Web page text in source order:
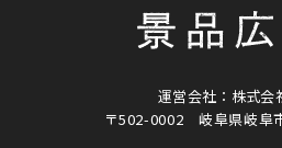
運営会社：株式会
〒502-0002岐阜県岐阜